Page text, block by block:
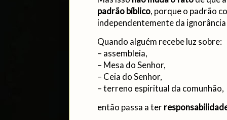
padrão bíblico, porque o padrão
independentemente da
Quando alguém recebe luz sobre:
– assembleia,
– Mesa do Senhor,
– Ceia do Senhor,
– terreno espiritual da comunhão,
então passa a ter